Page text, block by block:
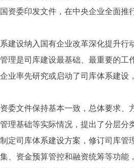
资委印发文件，在中央企业全面
建设纳入国有企业改革深化提升
理是司库建设最基础、最重要的
业率先研究或启动了司库体系建设
委文件保持基本一致，总体要求
理基础等实际情况，提出了分层
定司库体系建设方案，修订司库
、资金预算管控和融资统筹等功